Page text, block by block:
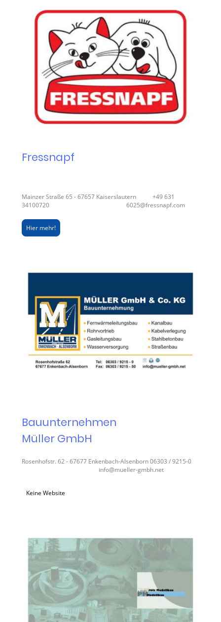
Fressnapf
Mainzer Straße 65 - 67657 Kaiserslautern +49 631
34100720 6025@fressnapf.com
Hier mehr!
Bauunternehmen
Müller GmbH
Rosenhofstr. 62 - 67677 Enkenbach-Alsenborn 06303 / 9215-0
info@mueller-gmbh.net
Keine Website